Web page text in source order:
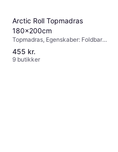
Arctic Roll Topmadras
180x200cm
Topmadras, Egenskaber: Foldbar
madras, Farve: Hvid, Fyldning:
Bomuld, Materiale: Stof, Hårdhed:
Blød
455 kr.
9 butikker